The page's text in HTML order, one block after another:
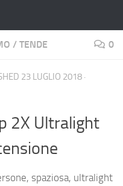
/ TENDE 0
23 LUGLIO 2018 ·
2X Ultralight
spaziosa, ultralight